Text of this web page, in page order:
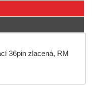
36pin zlacená, RM